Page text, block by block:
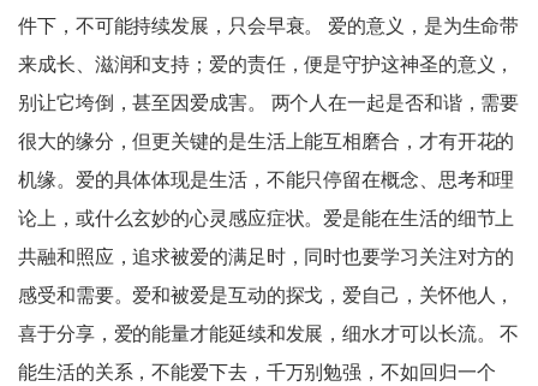
件下，不可能持续发展，只会早衰。 爱的意义，是为生命带
来成长、滋润和支持；爱的责任，便是守护这神圣的意义，
别让它垮倒，甚至因爱成害。 两个人在一起是否和谐，需要
很大的缘分，但更关键的是生活上能互相磨合，才有开花的
机缘。爱的具体体现是生活，不能只停留在概念、思考和理
论上，或什么玄妙的心灵感应症状。爱是能在生活的细节上
共融和照应，追求被爱的满足时，同时也要学习关注对方的
感受和需要。爱和被爱是互动的探戈，爱自己，关怀他人，
喜于分享，爱的能量才能延续和发展，细水才可以长流。 不
能生活的关系，不能爱下去，千万别勉强，不如回归一个